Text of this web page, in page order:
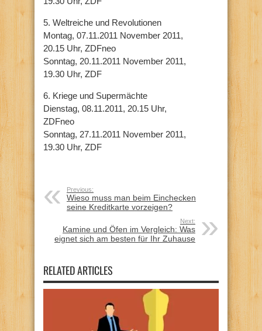
5. Weltreiche und Revolutionen
Montag, 07.11.2011 November 2011,
20.15 Uhr, ZDFneo
Sonntag, 20.11.2011 November 2011,
19.30 Uhr, ZDF
6. Kriege und Supermächte
Dienstag, 08.11.2011, 20.15 Uhr,
ZDFneo
Sonntag, 27.11.2011 November 2011,
19.30 Uhr, ZDF
Previous:
Wieso muss man beim Einchecken
seine Kreditkarte vorzeigen?
Next:
Kamine und Öfen im Vergleich: Was
eignet sich am besten für Ihr Zuhause
RELATED ARTICLES